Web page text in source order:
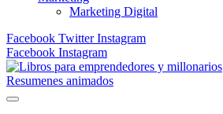
Marketing Digital
Facebook Twitter Instagram
Facebook Instagram
Resumenes animados